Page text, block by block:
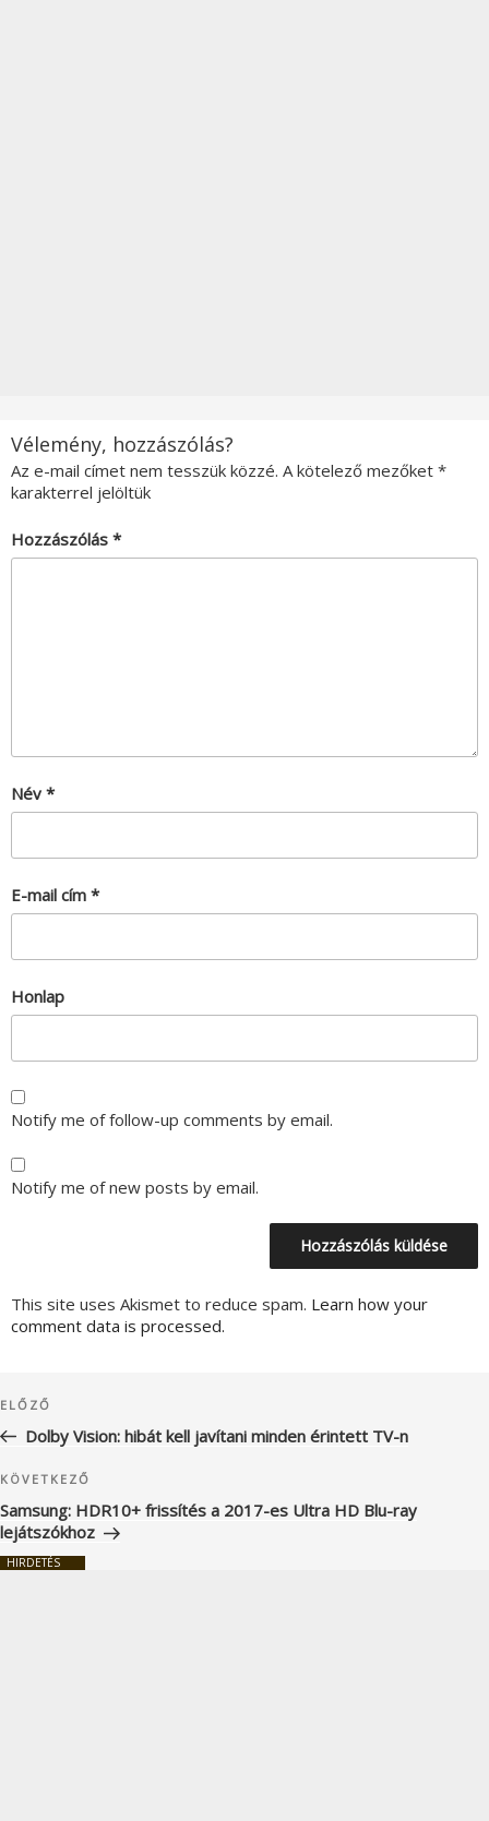
Vélemény, hozzászólás?
Az e-mail címet nem tesszük közzé. A kötelező mezőket *
karakterrel jelöltük
Hozzászólás *
Név *
E-mail cím *
Honlap
Notify me of follow-up comments by email.
Notify me of new posts by email.
This site uses Akismet to reduce spam. Learn how your
comment data is processed.
navigáció
Korábbi
bejegyzés
ELŐZŐ
Dolby Vision: hibát kell javítani minden érintett TV-n
Következő
bejegyzés
KÖVETKEZŐ
Samsung: HDR10+ frissítés a 2017-es Ultra HD Blu-ray
lejátszókhoz
HIRDETÉS